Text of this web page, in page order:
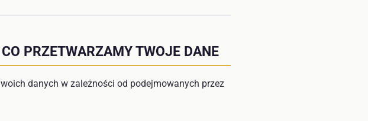
PRZETWARZAMY TWOJE DANE
danych w zależności od podejmowanych przez